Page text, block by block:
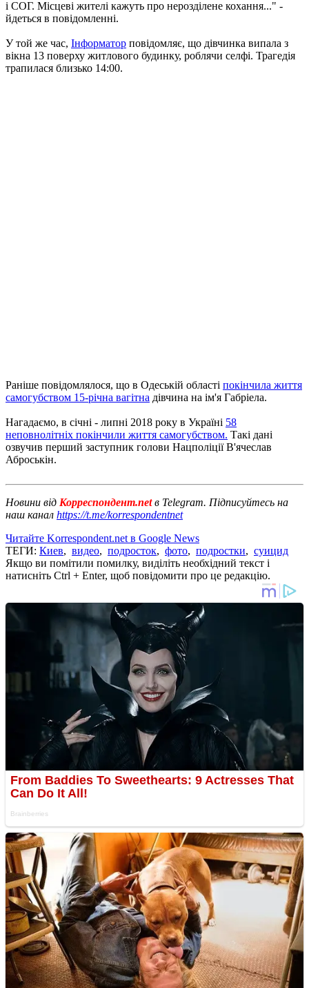
і СОГ. Місцеві жителі кажуть про нерозділене кохання..." -
йдеться в повідомленні.
У той же час, Інформатор повідомляє, що дівчинка випала з
вікна 13 поверху житлового будинку, роблячи селфі. Трагедія
трапилася близько 14:00.
Раніше повідомлялося, що в Одеській області покінчила життя
самогубством 15-річна вагітна дівчина на ім'я Габріела.
Нагадаємо, в січні - липні 2018 року в Україні 58
неповнолітніх покінчили життя самогубством. Такі дані
озвучив перший заступник голови Нацполіції В'ячеслав
Аброськін.
Новини від Корреспондент.netв Telegram. Підписуйтесь на
наш канал https://t.me/korrespondentnet
Читайте Korrespondent.net в Google News
ТЕГИ: Киев, видео, подросток, фото, подростки, суицид
Якщо ви помітили помилку, виділіть необхідний текст і
натисніть Ctrl + Enter, щоб повідомити про це редакцію.